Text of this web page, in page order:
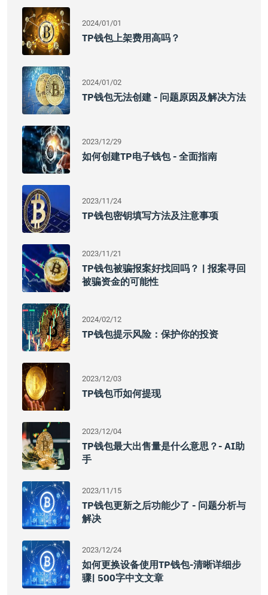
2024/01/01
TP钱包上架费用高吗？
2024/01/02
TP钱包无法创建 - 问题原因及解决方法
2023/12/29
如何创建TP电子钱包 - 全面指南
2023/11/24
TP钱包密钥填写方法及注意事项
2023/11/21
TP钱包被骗报案好找回吗？ | 报案寻回
被骗资金的可能性
2024/02/12
TP钱包提示风险：保护你的投资
2023/12/03
TP钱包币如何提现
2023/12/04
TP钱包最大出售量是什么意思？- AI助
手
2023/11/15
TP钱包更新之后功能少了 - 问题分析与
解决
2023/12/24
如何更换设备使用TP钱包-清晰详细步
骤| 500字中文文章